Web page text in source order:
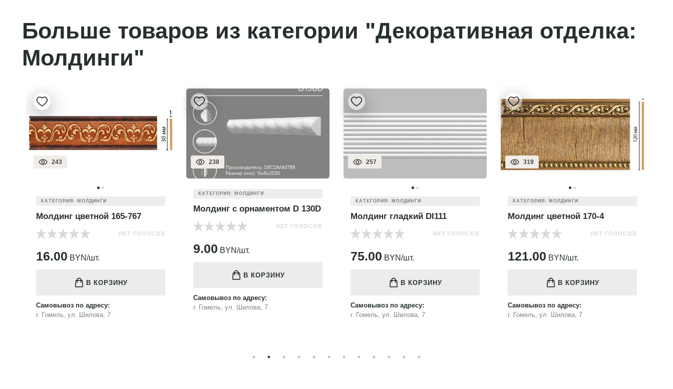
Больше товаров из категории "Декоративная отделка:
Молдинги"
243
КАТЕГОРИЯ: МОЛДИНГИ
Молдинг цветной 165-767
НЕТ ГОЛОСОВ
16.00 BYN/шт.
В КОРЗИНУ
Самовывоз по адресу:
г. Гомель, ул. Шилова, 7
238
КАТЕГОРИЯ: МОЛДИНГИ
Молдинг с орнаментом D 130D
НЕТ ГОЛОСОВ
9.00 BYN/шт.
В КОРЗИНУ
Самовывоз по адресу:
г. Гомель, ул. Шилова, 7
257
КАТЕГОРИЯ: МОЛДИНГИ
Молдинг гладкий DI111
НЕТ ГОЛОСОВ
75.00 BYN/шт.
В КОРЗИНУ
Самовывоз по адресу:
г. Гомель, ул. Шилова, 7
319
КАТЕГОРИЯ: МОЛДИНГИ
Молдинг цветной 170-4
НЕТ ГОЛОСОВ
121.00 BYN/шт.
В КОРЗИНУ
Самовывоз по адресу:
г. Гомель, ул. Шилова, 7